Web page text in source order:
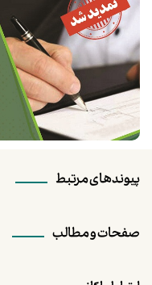
پیوندهای مرتبط
صفحات و مطالب